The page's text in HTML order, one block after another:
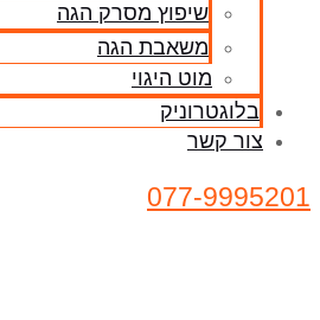
שיפוץ מסרק הגה
משאבת הגה
מוט היגוי
בלוגטרוניק
צור קשר
077-9995201